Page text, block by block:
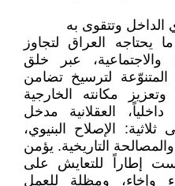
الداخل وتتقوى به
يحتاجه العراق لتجاوز
والاجتماعية، عبر خلق
المتنوّعة لترسيخ تضامن
مكانته الخارجية
العقلانية مدخل
الإصلاح البنيوي،
التاريخية. يؤمن
إطاراً للتعايش على
وإخاء، ومظلة للعمل